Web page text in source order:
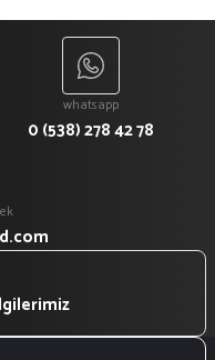
whatsapp
0 (538) 278 42 78